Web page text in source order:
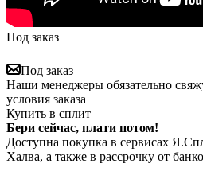
Под заказ
Под заказ
Наши менеджеры обязательно
условия заказа
Купить в сплит
Бери сейчас, плати потом!
Доступна покупка в сервисах
Халва, а также в рассрочку от